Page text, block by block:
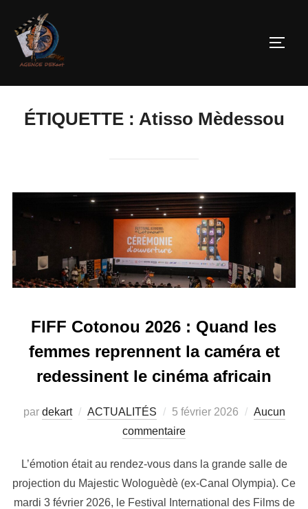
ÉTIQUETTE : Atisso Mèdessou
FIFF Cotonou 2026 : Quand les
femmes reprennent la caméra et
redessinent le cinéma africain
par dekart ACTUALITÉS 5 février 2026
Aucun
commentaire
L’émotion était au rendez-vous dans la grande salle de
projection du Majestic Wologuèdè (ex-Canal Olympia). Ce
mardi 3 février 2026, le Festival International des Films de